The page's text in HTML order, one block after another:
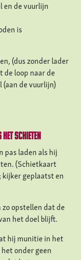
en de vuurlijn
is
(dus zonder lader
de loop naar de
(aan de vuurlijn)
het schieten
pas laden als hij
(Schietkaart
kijker geplaatst en
opstellen dat de
het doel blijft.
hij munitie in het
onder geen